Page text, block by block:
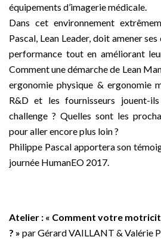
équipements d’imagerie médicale.
Dans cet environnement
Pascal, Lean Leader, doit amener
performance tout en améliorant
Comment une démarche de Lean
ergonomie physique & ergonomie
R&D et les fournisseurs jouent-
challenge ? Quelles sont les
pour aller encore plus loin ?
Philippe Pascal apportera son
journée HumanEO 2017.
Atelier : « Comment votre
? » par Gérard VAILLANT & Valérie